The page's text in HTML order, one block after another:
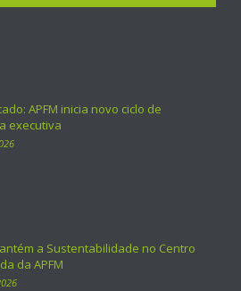
APFM inicia novo ciclo de
executiva
a Sustentabilidade no Centro
da APFM